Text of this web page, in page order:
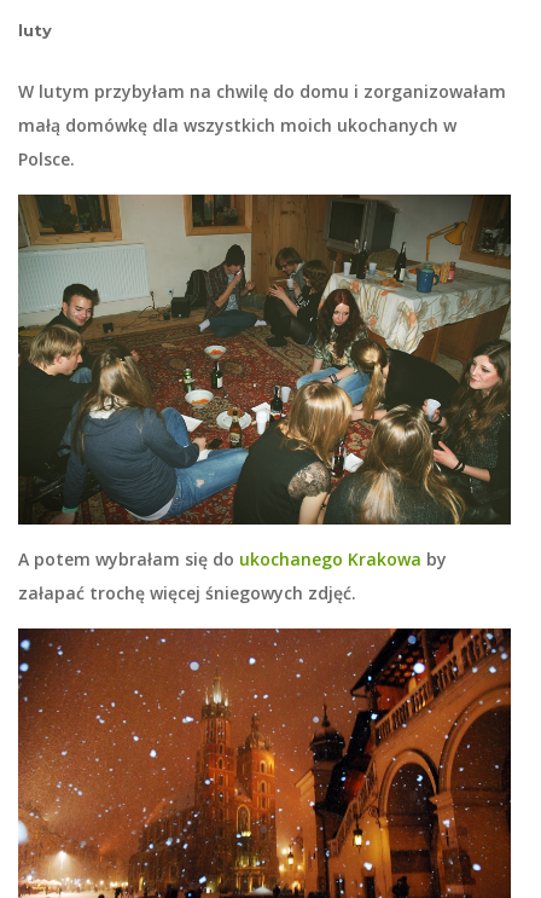
luty
W lutym przybyłam na chwilę do domu i zorganizowałam
małą domówkę dla wszystkich moich ukochanych w
Polsce.
A potem wybrałam się do ukochanego Krakowa by
załapać trochę więcej śniegowych zdjęć.